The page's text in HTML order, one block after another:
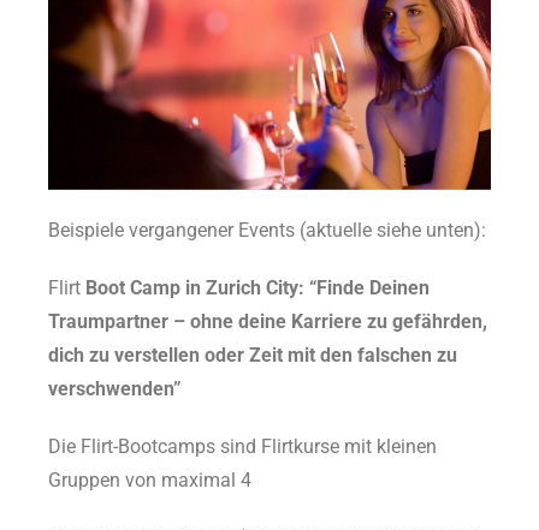
Beispiele vergangener Events (aktuelle siehe unten):
Flirt Boot Camp in Zurich City: “Finde Deinen
Traumpartner – ohne deine Karriere zu gefährden,
dich zu verstellen oder Zeit mit den falschen zu
verschwenden”
Die Flirt-Bootcamps sind Flirtkurse mit kleinen
Gruppen von maximal 4